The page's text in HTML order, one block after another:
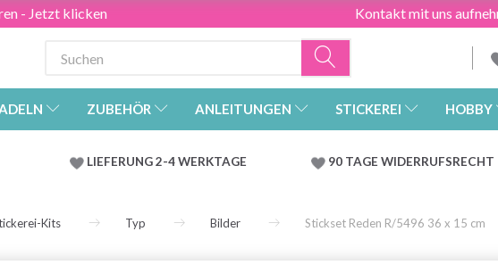
- Jetzt klicken Kontakt mit uns
ZUBEHÖR ANLEITUNGEN STICKEREI HOBBY
LIEFERUNG 2-4 WERKTAGE 90 TAGE WIDERRUFSRECHT
Kits Typ Bilder Stickset Reden R/5496 36 x 15 cm